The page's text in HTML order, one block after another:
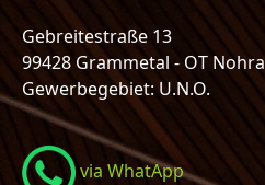
Gebreitestraße 13
99428 Grammetal - OT Nohra
Gewerbegebiet: U.N.O.
via WhatApp